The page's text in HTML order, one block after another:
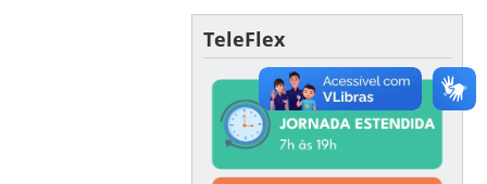
TeleFlex